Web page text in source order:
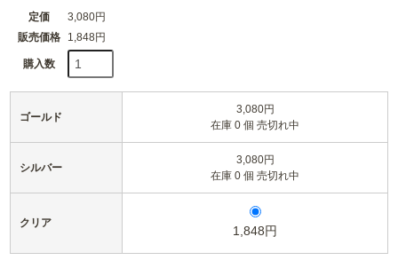
定価
3,080円
販売価格
1,848円
購入数
ゴールド
3,080円
在庫 0 個 売切れ中
シルバー
3,080円
在庫 0 個 売切れ中
クリア
1,848円